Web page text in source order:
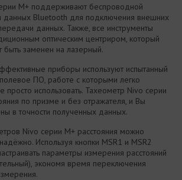
M+ поддерживают беспроводной
данных Bluetooth для подключения внешних
данных. Также, все инструменты
оптическим центриром, который
заменен на лазерный.
приборы используют испытанный
ПО, работе с которыми легко
просто использовать. Тахеометр Nivo серии
по призме и без отражателя, и Вы
в точности полученных данных.
Nivo серии M+ расстояния можно
Используя кнопки MSR1 и MSR2
параметры измерения расстояний
экономя время переключения